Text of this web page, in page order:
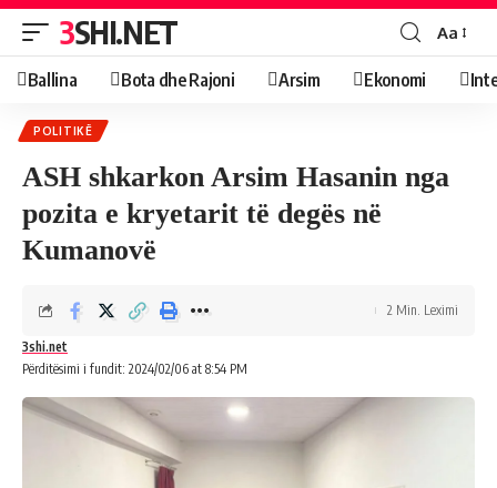
3SHI.NET Aa
Ballina Bota dhe Rajoni Arsim Ekonomi
POLITIKË
ASH shkarkon Arsim Hasanin nga
pozita e kryetarit të degës në
Kumanovë
Përditësimi i fundit: 2024/02/06 at 8:54 PM
3shi.net
2 Min. Leximi